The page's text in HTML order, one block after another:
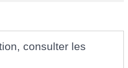
consulter les